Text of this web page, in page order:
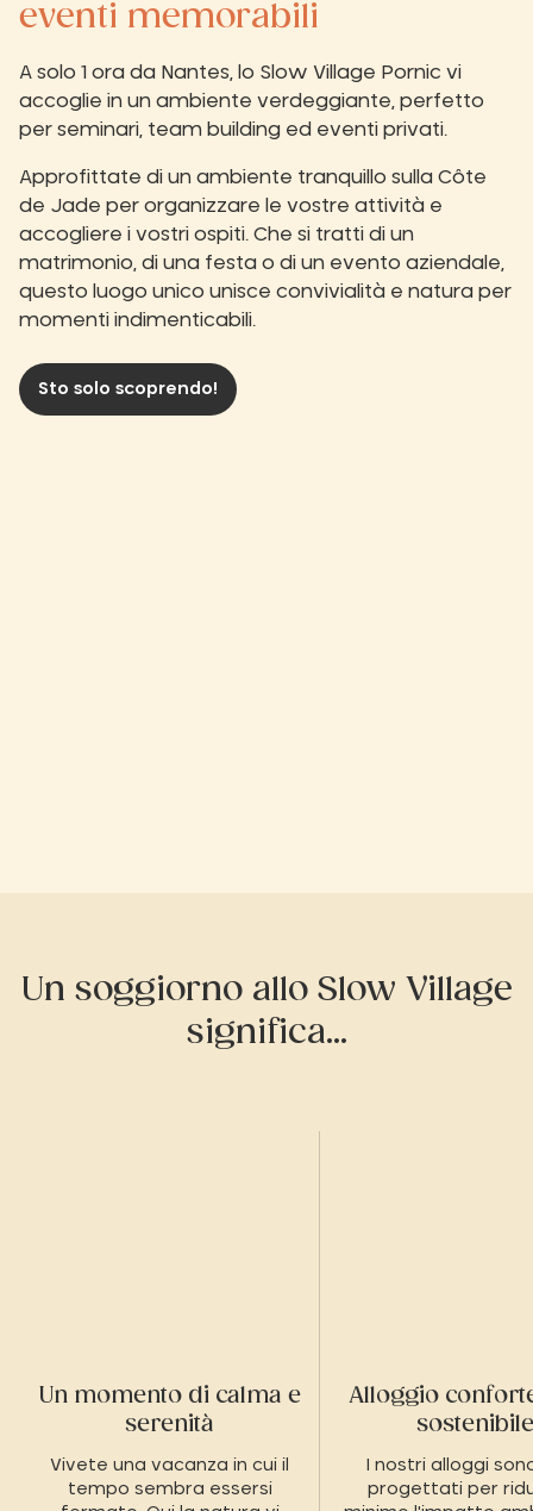
eventi memorabili
A solo 1 ora da Nantes, lo Slow Village Pornic vi
accoglie in un ambiente verdeggiante, perfetto
per seminari, team building ed eventi privati.
Approfittate di un ambiente tranquillo sulla Côte
de Jade per organizzare le vostre attività e
accogliere i vostri ospiti. Che si tratti di un
matrimonio, di una festa o di un evento aziendale,
questo luogo unico unisce convivialità e natura per
momenti indimenticabili.
Sto solo scoprendo!
Un soggiorno allo Slow Village
significa...
Un momento di calma e
serenità
Vivete una vacanza in cui il
tempo sembra essersi
Alloggio
sostenibile
I nostri alloggi
progettati per